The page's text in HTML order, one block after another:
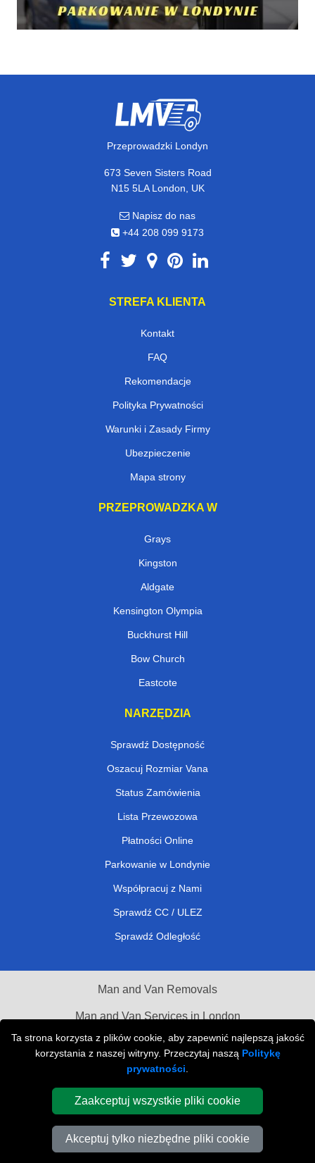
Ta strona korzysta z plików cookie, aby zapewnić najlepszą jakość
korzystania z naszej witryny. Przeczytaj naszą Politykę
prywatności
Zaakceptuj wszystkie pliki cookie
Akceptuj tylko niezbędne pliki cookie
Przeprowadzki Londyn
673 Seven Sisters Road
N15 5LA London, UK
Napisz do nas
+44 208 099 9173
STREFA KLIENTA
Kontakt
FAQ
Rekomendacje
Polityka Prywatności
Warunki i Zasady Firmy
Ubezpieczenie
Mapa strony
PRZEPROWADZKA W
Grays
Kingston
Aldgate
Kensington Olympia
Buckhurst Hill
Bow Church
Eastcote
NARZĘDZIA
Sprawdź Dostępność
Oszacuj Rozmiar Vana
Status Zamówienia
Lista Przewozowa
Płatności Online
Parkowanie w Londynie
Współpracuj z Nami
Sprawdź CC / ULEZ
Sprawdź Odległość
Man and Van Removals
Man and Van Services in London
Cardboard Boxes London
Vehicle Recovery London